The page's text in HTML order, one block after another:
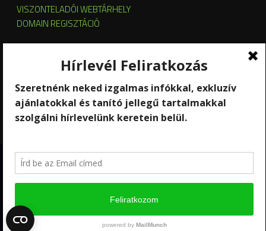
VISZONTELADÓI WEBTÁRHELY
DOMAIN REGISZTÁCIÓ
SZERVER ÜZEMELTETÉS
SZOFTVERBÉRLÉS
STREAMING
Copyright 2026 © RackForest
Szolgáltatások
Kapcsolat
Ügyfél-elégedettség mérés